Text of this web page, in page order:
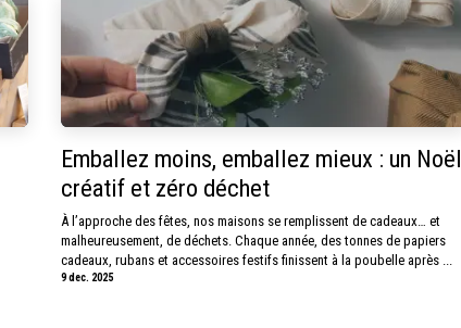
Emballez moins, emballez mieux : un Noël
créatif et zéro déchet
À l’approche des fêtes, nos maisons se remplissent de cadeaux… et
malheureusement, de déchets. Chaque année, des tonnes de papiers
cadeaux, rubans et accessoires festifs finissent à la poubelle après ...
9 dec. 2025